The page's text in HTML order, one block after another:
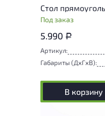
Под заказ
5.990 Р
Артикул:
Габариты (ДxГxВ):
В корзину